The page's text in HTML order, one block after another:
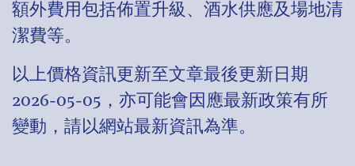
額外費用包括佈置升級、酒水供應及場地清
潔費等。
以上價格資訊更新至文章最後更新日期
2026-05-05，亦可能會因應最新政策有所
變動，請以網站最新資訊為準。